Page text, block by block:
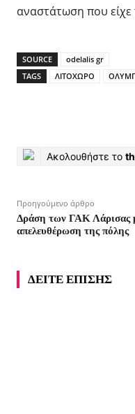
αναστάτωση που είχε
SOURCE
odelalis gr
TAGS
ΛΙΤΟΧΩΡΟ
Ακολουθήστε το
Προηγούμενο άρθρο
Δράση των ΓΑΚ Λάρισας
απελευθέρωση της πόλης
ΔΕΙΤΕ ΕΠΙΣΗΣ